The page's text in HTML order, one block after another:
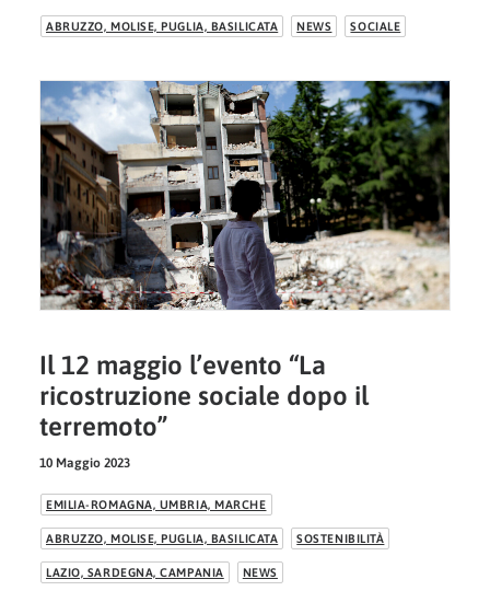
ABRUZZO, MOLISE, PUGLIA, BASILICATA NEWS SOCIALE
Il 12 maggio l’evento “La
ricostruzione sociale dopo il
terremoto”
10 Maggio 2023
EMILIA-ROMAGNA, UMBRIA, MARCHE
ABRUZZO, MOLISE, PUGLIA, BASILICATA SOSTENIBILITÀ
LAZIO, SARDEGNA, CAMPANIA NEWS